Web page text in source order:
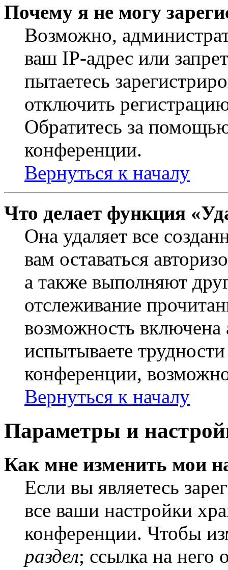
Почему я не могу
Возможно,
ваш IP-адрес или
пытаетесь
отключить
Обратитесь за
конференции.
Вернуться к началу
Что делает функция
Она удаляет все
вам оставаться
а также выполняют
отслеживание
возможность
испытываете
конференции,
Вернуться к началу
Параметры и
Как мне изменить мои
Если вы являетесь
все ваши настройки
конференции. Чтобы
раздел; ссылка на него